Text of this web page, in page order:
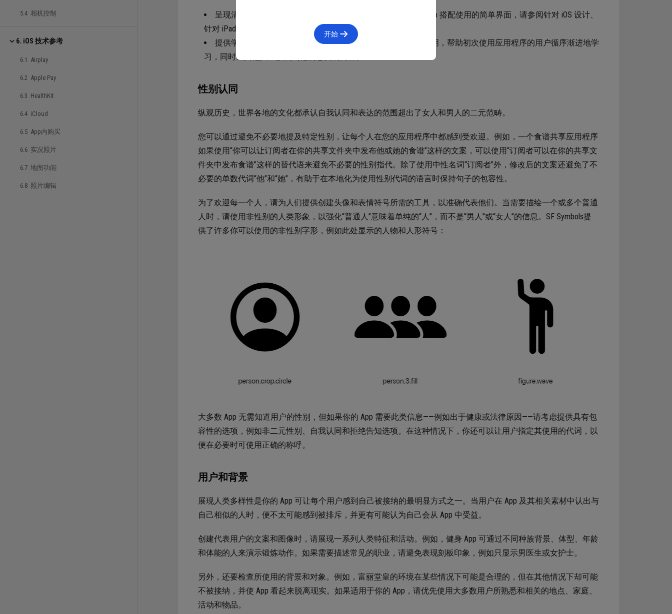
5.4 相机控制
6. iOS 技术参考
6.1 Airplay
6.2 Apple Pay
6.3 HealthKit
6.4 iCloud
6.5 App内购买
6.6 实况照片
6.7 地图功能
6.8 照片编辑
呈现清晰直接的界面。为了帮助你设计可与各个平台上其他 App 搭配使用的简单界面，请参阅针对 iOS 设计、
针对 iPadOS 设计。
提供学习如何使用应用程序的方法。考虑设计一种首次使用说明，帮助初次使用应用程序的用户循序渐进地学
习，同时让其他人直接跳到他们想要的内容。
性别认同
纵观历史，世界各地的文化都承认自我认同和表达的范围超出了女人和男人的二元范畴。
您可以通过避免不必要地提及特定性别，让每个人在您的应用程序中都感到受欢迎。例如，一个食谱共享应用程序
如果使用“你可以让订阅者在你的共享文件夹中发布他或她的食谱”这样的文案，可以使用“订阅者可以在你的共享文
件夹中发布食谱”这样的替代语来避免不必要的性别指代。除了使用中性名词“订阅者”外，修改后的文案还避免了不
必要的单数代词“他”和“她”，有助于在本地化为使用性别代词的语言时保持句子的包容性。
为了欢迎每一个人，请为人们提供创建头像和表情符号所需的工具，以准确代表他们。当需要描绘一个或多个普通
人时，请使用非性别的人类形象，以强化“普通人”意味着单纯的“人”，而不是“男人”或“女人”的信息。SF Symbols提
供了许多你可以使用的非性别字形，例如此处显示的人物和人形符号：
大多数 App 无需知道用户的性别，但如果你的 App 需要此类信息——例如出于健康或法律原因——请考虑提供具有包
容性的选项，例如非二元性别、自我认同和拒绝告知选项。在这种情况下，你还可以让用户指定其使用的代词，以
便在必要时可使用正确的称呼。
用户和背景
展现人类多样性是你的 App 可让每个用户感到自己被接纳的最明显方式之一。当用户在 App 及其相关素材中认出与
自己相似的人时，便不太可能感到被排斥，并更有可能认为自己会从 App 中受益。
创建代表用户的文案和图像时，请展现一系列人类特征和活动。例如，健身 App 可通过不同种族背景、体型、年龄
和体能的人来演示锻炼动作。如果需要描述常见的职业，请避免表现刻板印象，例如只显示男医生或女护士。
另外，还要检查所使用的背景和对象。例如，富丽堂皇的环境在某些情况下可能是合理的，但在其他情况下却可能
不被接纳，并使 App 看起来脱离现实。如果适用于你的 App，请优先使用大多数用户所熟悉和相关的地点、家庭、
活动和物品。
开始